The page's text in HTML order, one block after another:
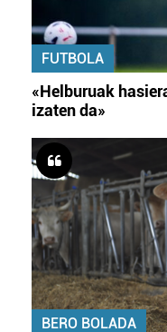
FUTBOLA
«Helburuak
izaten da»
BERO BOLADA